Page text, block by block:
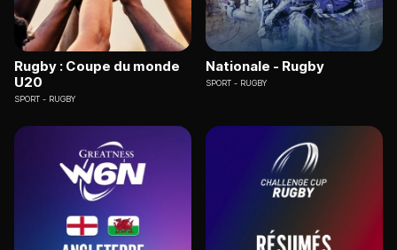
Rugby : Coupe du monde
U20
SPORT RUGBY
Nationale - Rugby
SPORT RUGBY